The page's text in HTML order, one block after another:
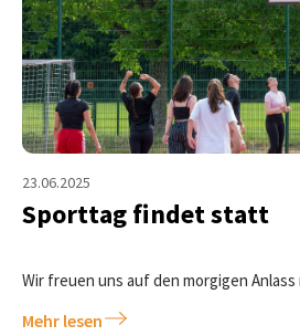
23.06.2025
Sporttag findet statt
Wir freuen uns auf den morgigen
Mehr lesen